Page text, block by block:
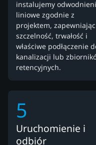
instalujemy
liniowe zgodnie z
projektem, zapewniając
szczelność, trwałość i
właściwe podłączenie
kanalizacji lub
retencyjnych.
5
Uruchomienie i
odbiór